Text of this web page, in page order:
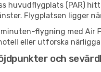
huvudflygplats (PAR)
Flygplatsen ligger
minuten-flygning med
eller utforska
och